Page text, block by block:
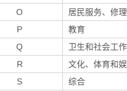
O
居民服务、修
P
教育
Q
卫生和社会工作
R
文化、体育和
S
综合